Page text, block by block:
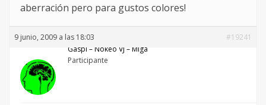
aberración pero para gustos colores!
9 junio, 2009 a las 18:03
#19241
Gaspi – Nökeö VJ – Miga
Participante